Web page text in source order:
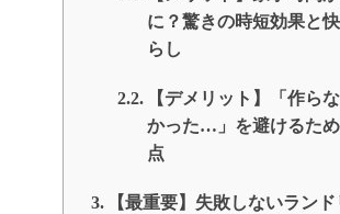
に？驚きの時短効果と
らし
【デメリット】「作ら
かった…」を避けるた
点
【最重要】失敗しないラン